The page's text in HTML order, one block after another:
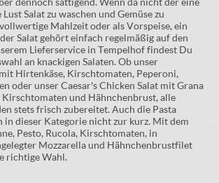
Salat zu waschen und Gemüse zu
Mahlzeit oder als Vorspeise, ein
Salat gehört einfach regelmäßig auf den
Lieferservice in Tempelhof findest Du
an knackigen Salaten. Ob unser
Hirtenkäse, Kirschtomaten, Peperoni,
oder unser Caesar's Chicken Salat mit Grana
Kirschtomaten und Hähnchenbrust, alle
stets frisch zubereitet. Auch die Pasta
in dieser Kategorie nicht zur kurz. Mit dem
Pesto, Rucola, Kirschtomaten, in
Mozzarella und Hähnchenbrustfilet
richtige Wahl.